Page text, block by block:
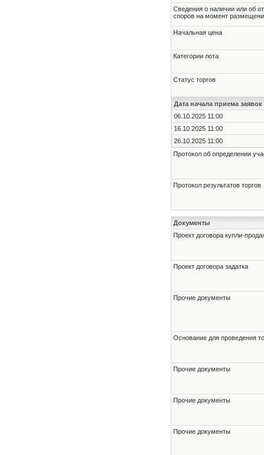
Cведения о наличии или об
споров на момент
Начальная цена
Категории лота
Статус торгов
Дата начала приема заявок
06.10.2025 11:00
16.10.2025 11:00
26.10.2025 11:00
Протокол об определении
Протокол результатов торгов
Документы
Проект договора купли-
Проект договора задатка
Прочие документы
Основание для проведения
Прочие документы
Прочие документы
Прочие документы